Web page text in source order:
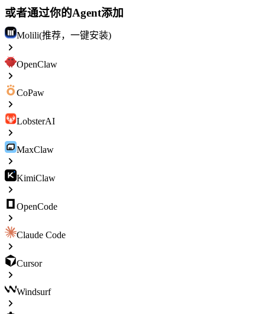
或者通过你的Agent添加
Molili(推荐，一键安装)
OpenClaw
CoPaw
LobsterAI
MaxClaw
KimiClaw
OpenCode
Claude Code
Cursor
Windsurf